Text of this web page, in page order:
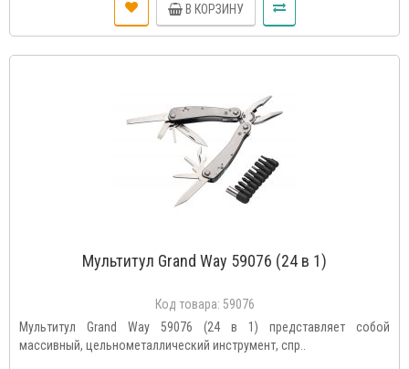
В КОРЗИНУ
Мультитул Grand Way 59076 (24 в 1)
Код товара: 59076
Мультитул Grand Way 59076 (24 в 1) представляет собой
массивный, цельнометаллический инструмент, спр..